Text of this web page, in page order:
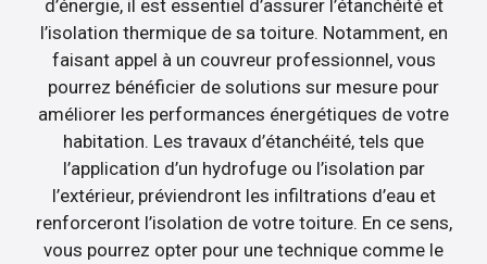
d’énergie, il est essentiel d’assurer l’étanchéité et
l’isolation thermique de sa toiture. Notamment, en
faisant appel à un couvreur professionnel, vous
pourrez bénéficier de solutions sur mesure pour
améliorer les performances énergétiques de votre
habitation. Les travaux d’étanchéité, tels que
l’application d’un hydrofuge ou l’isolation par
l’extérieur, préviendront les infiltrations d’eau et
renforceront l’isolation de votre toiture. En ce sens,
vous pourrez opter pour une technique comme le